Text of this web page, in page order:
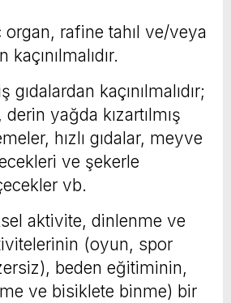
organ, rafine tahıl ve/veya
kaçınılmalıdır.
gıdalardan kaçınılmalıdır;
yağda kızartılmış
hızlı gıdalar, meyve
ve şekerle
vb.
aktivite, dinlenme ve
(oyun, spor
beden eğitiminin,
ve bisiklete binme) bir